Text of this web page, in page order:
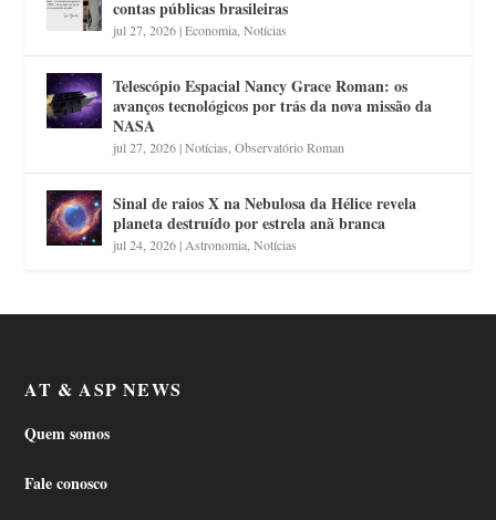
contas públicas brasileiras
jul 27, 2026|Economia ,Notícias
Telescópio Espacial Nancy Grace Roman: os
avanços tecnológicos por trás da nova missão da
NASA
jul 27, 2026|Notícias ,Observatório Roman
Sinal de raios X na Nebulosa da Hélice revela
planeta destruído por estrela anã branca
jul 24, 2026| Astronomia ,Notícias
AT & ASP NEWS
Quem somos
Fale conosco